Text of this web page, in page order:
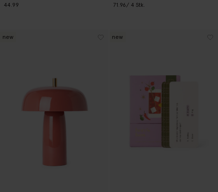
44.99
71.96/ 4 Stk.
new new